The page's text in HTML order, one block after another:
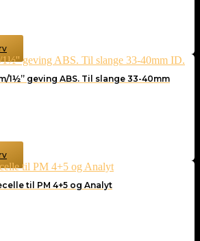
1½” geving ABS. Til slange 33-40mm
til PM 4+5 og Analyt